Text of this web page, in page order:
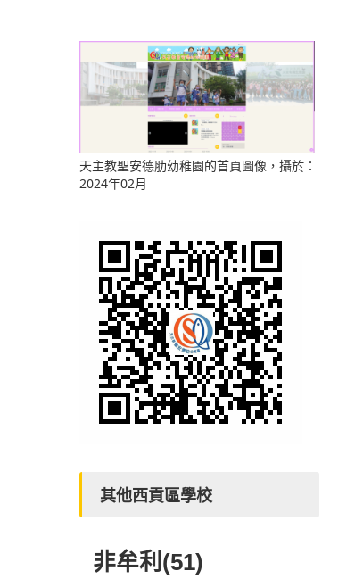
天主教聖安德肋幼稚園的首頁圖像，攝於：
2024年02月
其他西貢區學校
非牟利(51)